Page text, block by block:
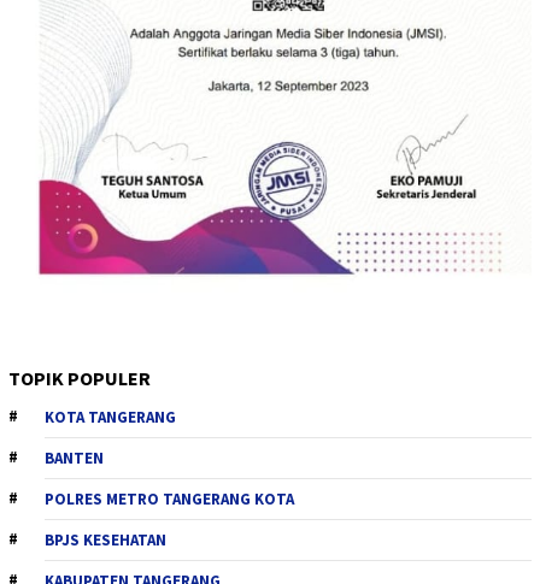
TOPIK POPULER
KOTA TANGERANG
BANTEN
POLRES METRO TANGERANG KOTA
BPJS KESEHATAN